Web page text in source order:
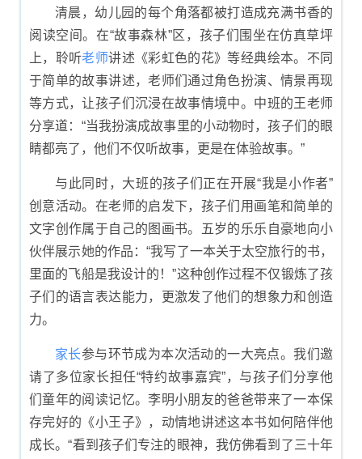
清晨，幼儿园的每个角落都被打造成充满书香的
阅读空间。在“故事森林”区，孩子们围坐在仿真草坪
上，聆听老师讲述《彩虹色的花》等经典绘本。不同
于简单的故事讲述，老师们通过角色扮演、情景再现
等方式，让孩子们沉浸在故事情境中。中班的王老师
分享道：“当我扮演成故事里的小动物时，孩子们的眼
睛都亮了，他们不仅听故事，更是在体验故事。”
与此同时，大班的孩子们正在开展“我是小作者”
创意活动。在老师的启发下，孩子们用画笔和简单的
文字创作属于自己的图画书。五岁的乐乐自豪地向小
伙伴展示她的作品：“我写了一本关于太空旅行的书，
里面的飞船是我设计的！”这种创作过程不仅锻炼了孩
子们的语言表达能力，更激发了他们的想象力和创造
力。
家长参与环节成为本次活动的一大亮点。我们邀
请了多位家长担任“特约故事嘉宾”，与孩子们分享他
们童年的阅读记忆。李明小朋友的爸爸带来了一本保
存完好的《小王子》，动情地讲述这本书如何陪伴他
成长。“看到孩子们专注的眼神，我仿佛看到了三十年